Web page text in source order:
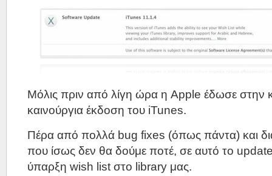
Μόλις πριν από λίγη ώρα η Apple έδωσε στην
καινούργια έκδοση του iTunes.
Πέρα από πολλά bug fixes (όπως πάντα) και
που ίσως δεν θα δούμε ποτέ, σε αυτό το
ύπαρξη wish list στο library μας.